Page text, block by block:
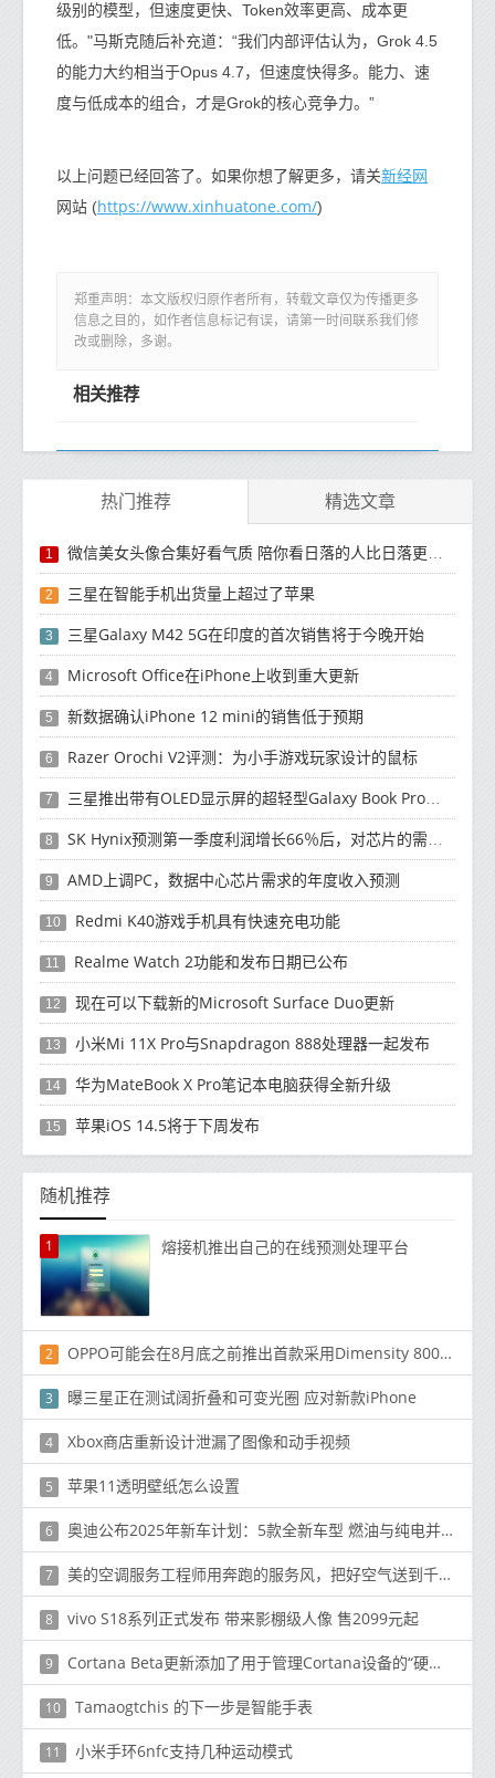
级别的模型，但速度更快、Token效率更高、成本更
低。"马斯克随后补充道：“我们内部评估认为，Grok 4.5
的能力大约相当于Opus 4.7，但速度快得多。能力、速
度与低成本的组合，才是Grok的核心竞争力。”
以上问题已经回答了。如果你想了解更多，请关新经网
网站 (https://www.xinhuatone.com/)
郑重声明：本文版权归原作者所有，转载文章仅为传播更多
信息之目的，如作者信息标记有误，请第一时间联系我们修
改或删除，多谢。
相关推荐
热门推荐 精选文章
1 微信美女头像合集好看气质 陪你看日落的人比日落更浪漫
2 三星在智能手机出货量上超过了苹果
3 三星Galaxy M42 5G在印度的首次销售将于今晚开始
4 Microsoft Office在iPhone上收到重大更新
5 新数据确认iPhone 12 mini的销售低于预期
6 Razer Orochi V2评测：为小手游戏玩家设计的鼠标
7 三星推出带有OLED显示屏的超轻型Galaxy Book Pro和Galaxy Book Pro 360笔记本电脑
8 SK Hynix预测第一季度利润增长66％后，对芯片的需求将增强
9 AMD上调PC，数据中心芯片需求的年度收入预测
10 Redmi K40游戏手机具有快速充电功能
11 Realme Watch 2功能和发布日期已公布
12 现在可以下载新的Microsoft Surface Duo更新
13 小米Mi 11X Pro与Snapdragon 888处理器一起发布
14 华为MateBook X Pro笔记本电脑获得全新升级
15 苹果iOS 14.5将于下周发布
随机推荐
1 熔接机推出自己的在线预测处理平台
2 OPPO可能会在8月底之前推出首款采用Dimensity 800U技术的智能手机
3 曝三星正在测试阔折叠和可变光圈 应对新款iPhone
4 Xbox商店重新设计泄漏了图像和动手视频
5 苹果11透明壁纸怎么设置
6 奥迪公布2025年新车计划：5款全新车型 燃油与纯电并进
7 美的空调服务工程师用奔跑的服务风，把好空气送到千万家
8 vivo S18系列正式发布 带来影棚级人像 售2099元起
9 Cortana Beta更新添加了用于管理Cortana设备的“硬件”部分
10 Tamaogtchis 的下一步是智能手表
11 小米手环6nfc支持几种运动模式